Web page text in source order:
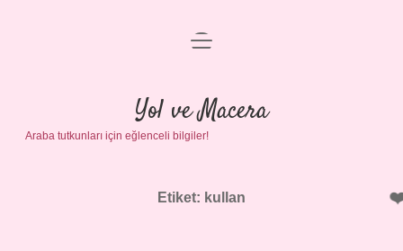
Anasayfa
Gizlilik Politikası
Yasal Uyarı
menüyü
Yol ve Macera
Araba tutkunları için eğlenceli bilgiler!
Etiket: kullan